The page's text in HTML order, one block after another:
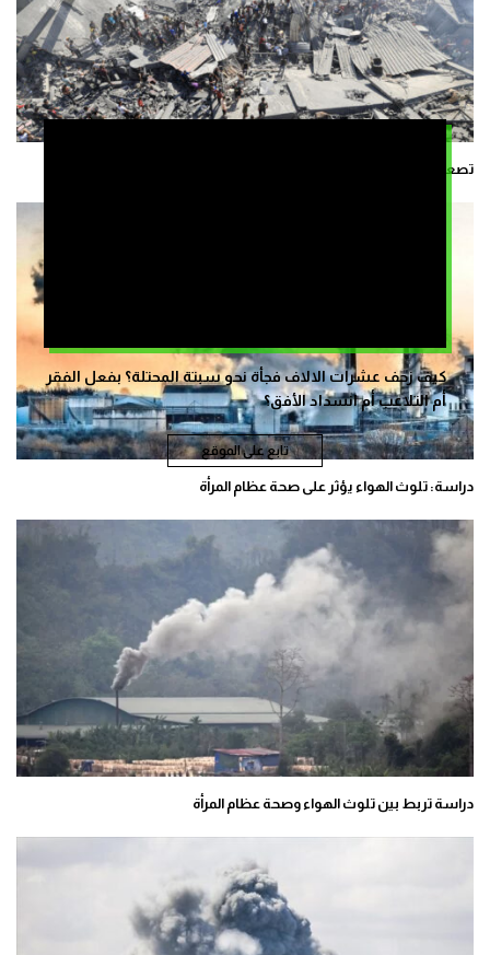
كيف زحف عشرات الالاف فجأة نحو سبتة المحتلة؟ بفعل الفقر
أم التلاعب أم انسداد الأفق؟
تابع على الموقع
تصعيد وضغوط أوروبية على إسرائيل لوقف حرب الإبادة في غزة
دراسة: تلوث الهواء يؤثر على صحة عظام المرأة
دراسة تربط بين تلوث الهواء وصحة عظام المرأة